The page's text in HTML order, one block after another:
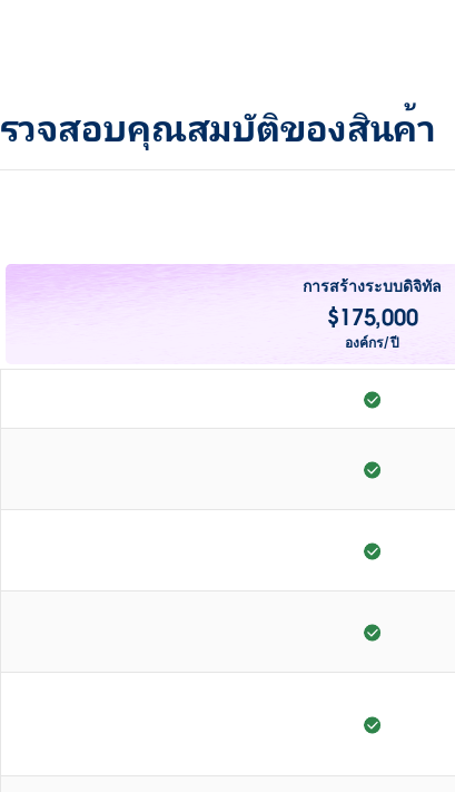
วจสอบคุณสมบัติของสินค้า
การสร้างระบบดิจิทัล
$175,000
องค์กร/ปี